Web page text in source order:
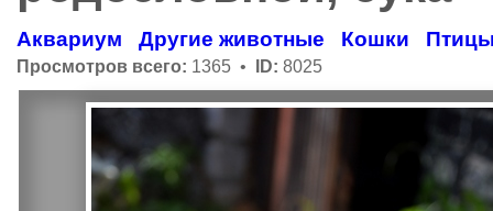
Аквариум Другие животные Кошки
Просмотров всего: 1365 • ID: 8025